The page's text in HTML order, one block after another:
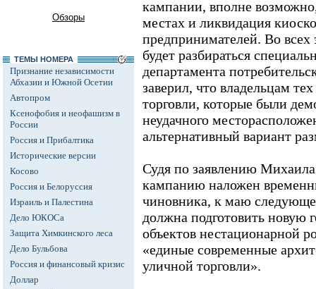
Обзоры
ТЕМЫ НОМЕРА
Признание независимости
Абхазии и Южной Осетии
Автопром
Ксенофобия и неофашизм в
России
Россия и Прибалтика
Исторические версии
Косово
Россия и Белоруссия
Израиль и Палестина
Дело ЮКОСа
Защита Химкинского леса
Дело Бульбова
Россия и финансовый кризис
Доллар
кампании, вполне
местах и ликвидация
предпринимателей. Во всех
будет разбираться
департамента
заверил, что владельцам
торговли, которые были
неудачного
альтернативный вариант
Судя по заявлению
кампанию наложен
чиновника, к маю
должна подготовить новую
объектов нестационарной
«единые современные
уличной торговли».